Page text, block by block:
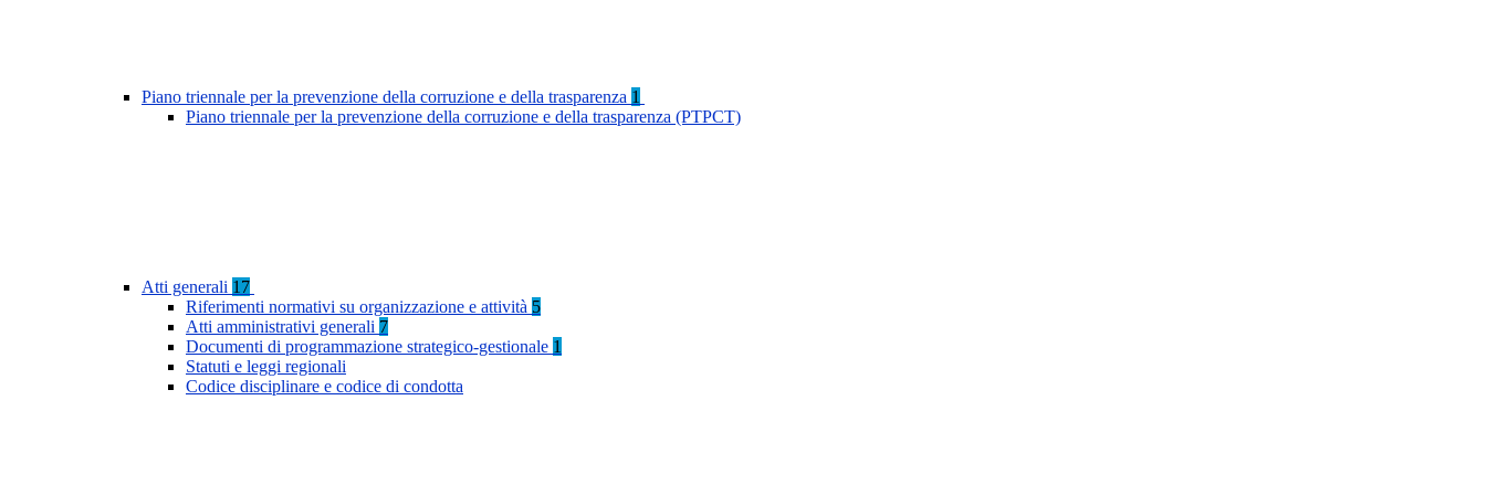
Piano triennale per la prevenzione della corruzione e della trasparenza 1
Piano triennale per la prevenzione della corruzione e della trasparenza (PTPCT)
Atti generali 17
Riferimenti normativi su organizzazione e attività 5
Atti amministrativi generali 7
Documenti di programmazione strategico-gestionale 1
Statuti e leggi regionali
Codice disciplinare e codice di condotta